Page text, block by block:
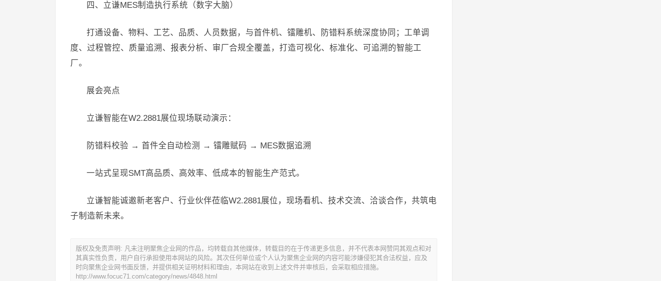
四、立谦MES制造执行系统（数字大脑）
打通设备、物料、工艺、品质、人员数据，与首件机、镭雕机、防错料系统深度协同；工单调
度、过程管控、质量追溯、报表分析、审厂合规全覆盖，打造可视化、标准化、可追溯的智能工
厂。
展会亮点
立谦智能在W2.2881展位现场联动演示：
防错料校验 → 首件全自动检测 → 镭雕赋码 → MES数据追溯
一站式呈现SMT高品质、高效率、低成本的智能生产范式。
立谦智能诚邀新老客户、行业伙伴莅临W2.2881展位，现场看机、技术交流、洽谈合作，共筑电
子制造新未来。
版权及免责声明: 凡未注明聚焦企业网的作品，均转载自其他媒体，转载目的在于传递更多信息，并不代表本网赞同其观点和对
其真实性负责，用户自行承担使用本网站的风险。其次任何单位或个人认为聚焦企业网的内容可能涉嫌侵犯其合法权益，应及
时向聚焦企业网书面反馈，并提供相关证明材料和理由，本网站在收到上述文件并审核后，会采取相应措施。
http://www.focuc71.com/category/news/4848.html